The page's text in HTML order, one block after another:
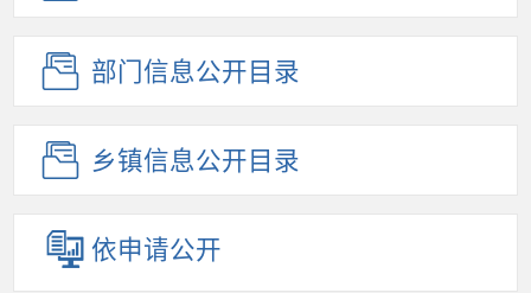
部门信息公开目录
乡镇信息公开目录
依申请公开